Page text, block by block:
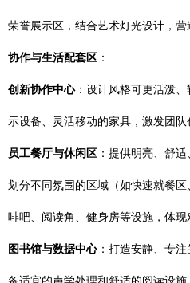
荣誉展示区，结合艺术灯光设计，营
协作与生活配套区 ：
创新协作中心：设计风格可更活泼
示设备、灵活移动的家具，激发团队
员工餐厅与休闲区 ：提供明亮、舒
划分不同氛围的区域（如快速就餐
啡吧、阅读角、健身房等设施，体现
图书馆与数据中心：打造安静、专